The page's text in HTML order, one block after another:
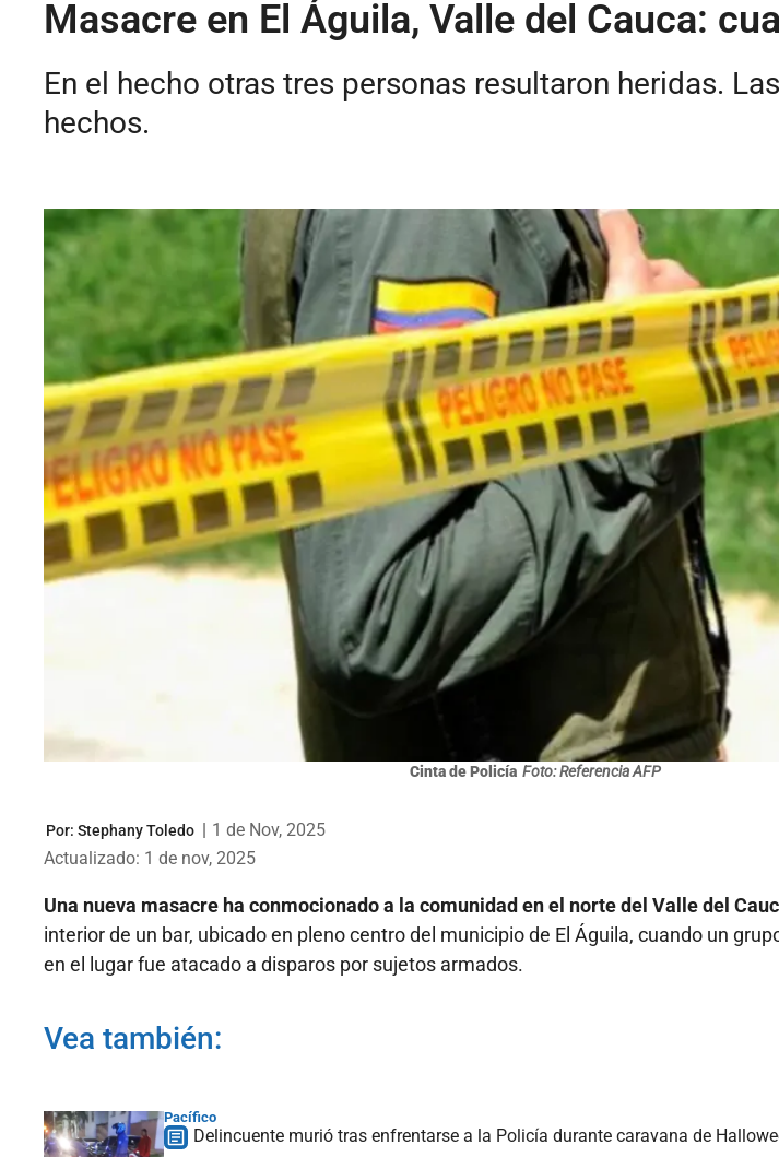
Masacre en El Águila, Valle del Cauca:
En el hecho otras tres personas resultaron heridas.
hechos.
Cinta de Policía Foto: Referencia AFP
Por: Stephany Toledo | 1 de Nov, 2025
Actualizado: 1 de nov, 2025
Una nueva masacre ha conmocionado a la comunidad en el norte del Valle del
interior de un bar, ubicado en pleno centro del municipio de El Águila, cuando un
en el lugar fue atacado a disparos por sujetos armados.
Vea también:
Pacífico
Delincuente murió tras enfrentarse a la Policía durante caravana de